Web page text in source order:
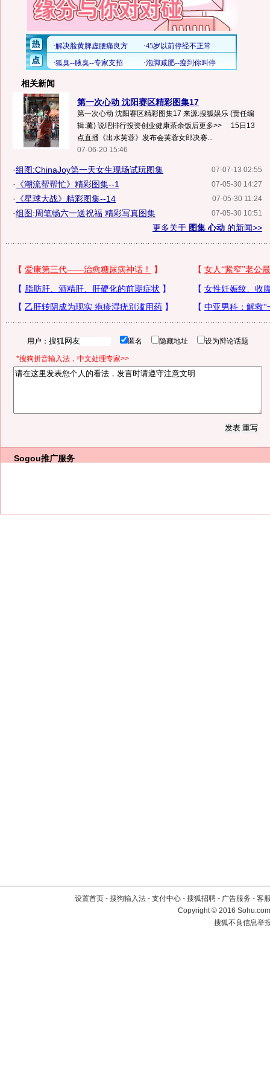
相关新闻
第一次心动 沈阳赛区精彩图集17
第一次心动 沈阳赛区精彩图集17 来源:搜狐娱乐 (责任编
辑:薰) 说吧排行投资创业健康茶余饭后更多>> 15日13
点直播《出水芙蓉》发布会芙蓉女郎决赛...
07-06-20 15:46
07-07-13 02:55
·组图:ChinaJoy第一天女生现场试玩图集
07-05-30 14:27
· 《潮流帮帮忙》精彩图集--1
07-05-30 11:24
· 《星球大战》精彩图集--14
07-05-30 10:51
·组图:周笔畅六一送祝福 精彩写真图集
更多关于 图集 心动 的新闻>>
用户： 匿名 隐藏地址 设为辩论话题
*搜狗拼音输入法，中文处理专家>>
Sogou推广服务
设置首页 - 搜狗输入法 - 支付中心 - 搜狐招聘 - 广告服务 - 客
Copyright©2016
搜狐不良信息举